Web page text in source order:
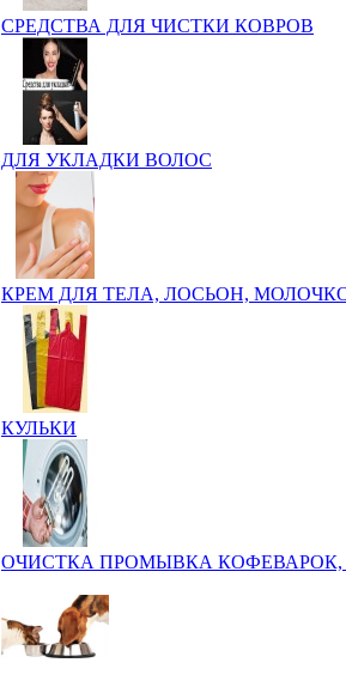
СРЕДСТВА ДЛЯ ЧИСТКИ КОВРОВ
ДЛЯ УКЛАДКИ ВОЛОС
КРЕМ ДЛЯ ТЕЛА, ЛОСЬОН,
КУЛЬКИ
ОЧИСТКА ПРОМЫВКА